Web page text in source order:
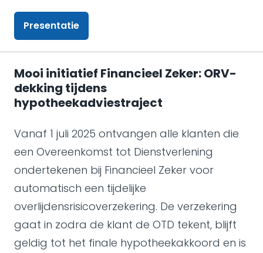
Presentatie
Mooi initiatief Financieel Zeker: ORV-
dekking tijdens
hypotheekadviestraject
Vanaf 1 juli 2025 ontvangen alle klanten die
een Overeenkomst tot Dienstverlening
ondertekenen bij Financieel Zeker voor
automatisch een tijdelijke
overlijdensrisicoverzekering. De verzekering
gaat in zodra de klant de OTD tekent, blijft
geldig tot het finale hypotheekakkoord en is